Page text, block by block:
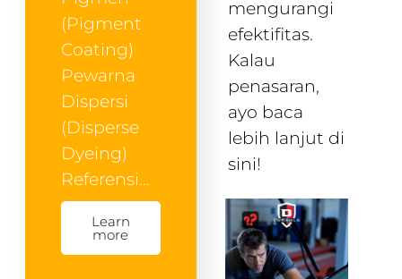
(Pigment
Coating)
Pewarna
Dispersi
(Disperse
Dyeing)
Referensi…
Learn
more
mengurangi
efektifitas.
Kalau
penasaran,
ayo baca
lebih lanjut di
sini!